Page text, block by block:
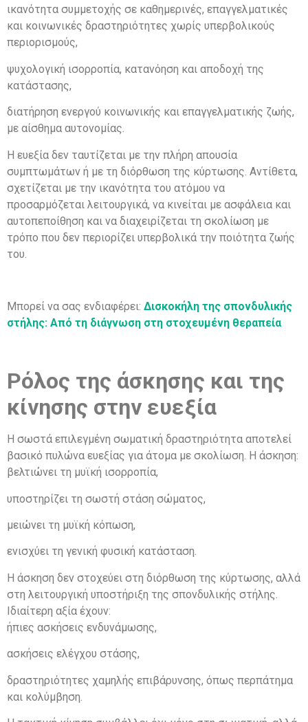
ικανότητα συμμετοχής σε καθημερινές, επαγγελματικές
και κοινωνικές δραστηριότητες χωρίς υπερβολικούς
περιορισμούς,
ψυχολογική ισορροπία, κατανόηση και αποδοχή της
κατάστασης,
διατήρηση ενεργού κοινωνικής και επαγγελματικής ζωής,
με αίσθημα αυτονομίας.
Η ευεξία δεν ταυτίζεται με την πλήρη απουσία
συμπτωμάτων ή με τη διόρθωση της κύρτωσης. Αντίθετα,
σχετίζεται με την ικανότητα του ατόμου να
προσαρμόζεται λειτουργικά, να κινείται με ασφάλεια και
αυτοπεποίθηση και να διαχειρίζεται τη σκολίωση με
τρόπο που δεν περιορίζει υπερβολικά την ποιότητα ζωής
του.
Μπορεί να σας ενδιαφέρει: Δισκοκήλη της σπονδυλικής
στήλης: Από τη διάγνωση στη στοχευμένη θεραπεία
Ρόλος της άσκησης και της
κίνησης στην ευεξία
Η σωστά επιλεγμένη σωματική δραστηριότητα αποτελεί
βασικό πυλώνα ευεξίας για άτομα με σκολίωση. Η άσκηση:
βελτιώνει τη μυϊκή ισορροπία,
υποστηρίζει τη σωστή στάση σώματος,
μειώνει τη μυϊκή κόπωση,
ενισχύει τη γενική φυσική κατάσταση.
Η άσκηση δεν στοχεύει στη διόρθωση της κύρτωσης, αλλά
στη λειτουργική υποστήριξη της σπονδυλικής στήλης.
Ιδιαίτερη αξία έχουν:
ήπιες ασκήσεις ενδυνάμωσης,
ασκήσεις ελέγχου στάσης,
δραστηριότητες χαμηλής επιβάρυνσης, όπως περπάτημα
και κολύμβηση.